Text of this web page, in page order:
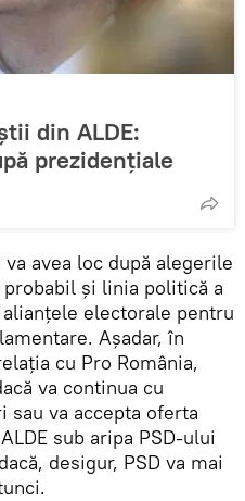
din ALDE:
prezidențiale
avea loc după alegerile
și linia politică a
electorale pentru
Așadar, în
cu Pro România,
va continua cu
sau va accepta oferta
sub aripa PSD-ului
desigur, PSD va mai